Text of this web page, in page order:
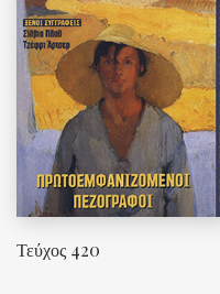
Τεύχος 420